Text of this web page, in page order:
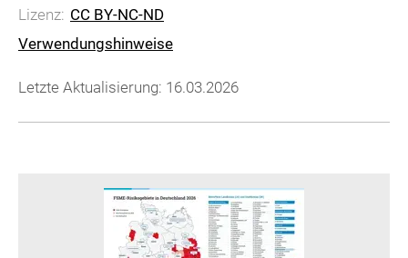
Lizenz: CC BY-NC-ND
Verwendungshinweise
Letzte Aktualisierung: 16.03.2026